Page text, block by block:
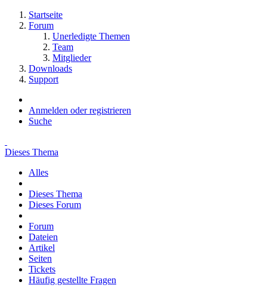
Startseite
Forum
Unerledigte Themen
Team
Mitglieder
Downloads
Support
Anmelden oder registrieren
Suche
Dieses Thema
Alles
Dieses Thema
Dieses Forum
Forum
Dateien
Artikel
Seiten
Tickets
Häufig gestellte Fragen